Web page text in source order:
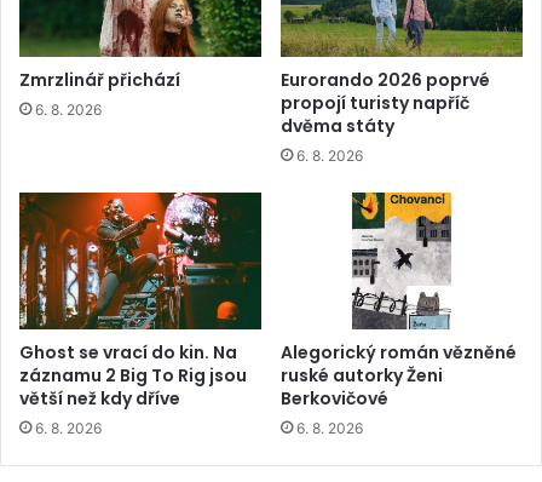
Zmrzlinář přichází
6. 8. 2026
Eurorando 2026 poprvé
propojí turisty napříč
dvěma státy
6. 8. 2026
Ghost se vrací do kin. Na
záznamu 2 Big To Rig jsou
větší než kdy dříve
6. 8. 2026
Alegorický román vězněné
ruské autorky Ženi
Berkovičové
6. 8. 2026